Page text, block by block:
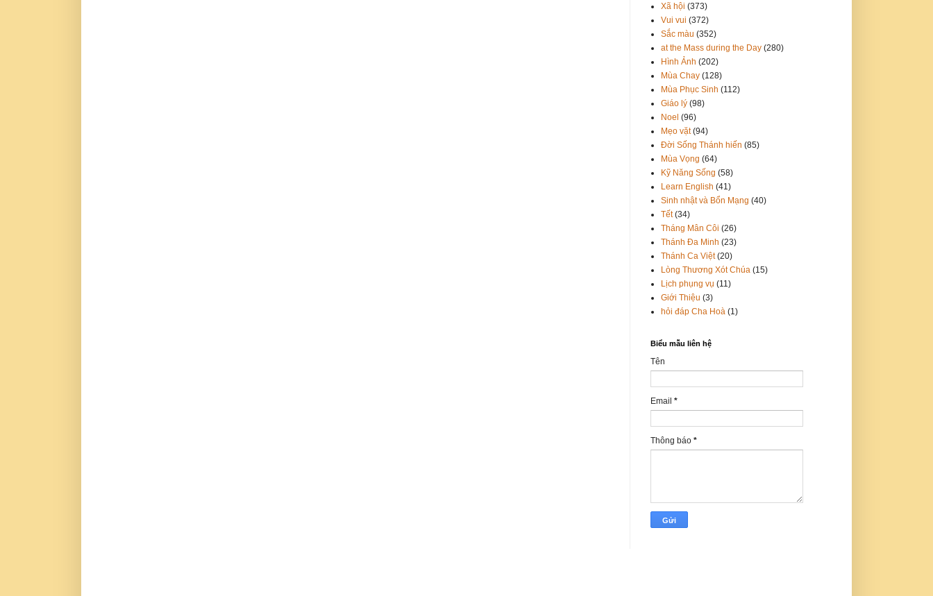
Xã hội (373)
Vui vui (372)
Sắc màu (352)
at the Mass during the Day (280)
Hình Ảnh (202)
Mùa Chay (128)
Mùa Phục Sinh (112)
Giáo lý (98)
Noel (96)
Mẹo vặt (94)
Đời Sống Thánh hiến (85)
Mùa Vọng (64)
Kỹ Năng Sống (58)
Learn English (41)
Sinh nhật và Bổn Mạng (40)
Tết (34)
Tháng Mân Côi (26)
Thánh Đa Minh (23)
Thánh Ca Việt (20)
Lòng Thương Xót Chúa (15)
Lịch phụng vụ (11)
Giới Thiệu (3)
hỏi đáp Cha Hoà (1)
Biểu mẫu liên hệ
Tên
Email *
Thông báo *